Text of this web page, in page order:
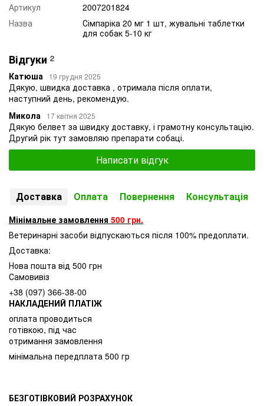
Артикул
2007201824
Назва
Сімпаріка 20 мг 1 шт, жувальні таблетки
для собак 5-10 кг
Відгуки 2
Катюша 19 грудня 2025
Дякую, швидка доставка , отримала після оплати,
наступний день, рекомендую.
Микола
17 квітня 2025
Дякую белвет за швидку доставку, і грамотну консультацію.
Другий рік тут замовляю препарати собаці.
Написати відгук
Доставка Оплата Повернення Консультація
Мінімальне замовлення 500 грн.
Ветеринарні засоби відпускаються після 100% предоплати.
Доставка:
Нова пошта від 500 грн
Самовивіз
+38 (097) 366-38-00
НАКЛАДЕНИЙ ПЛАТІЖ
оплата проводиться
готівкою, під час
отримання замовлення
мінімальна передплата 500 гр
БЕЗГОТІВКОВИЙ РОЗРАХУНОК